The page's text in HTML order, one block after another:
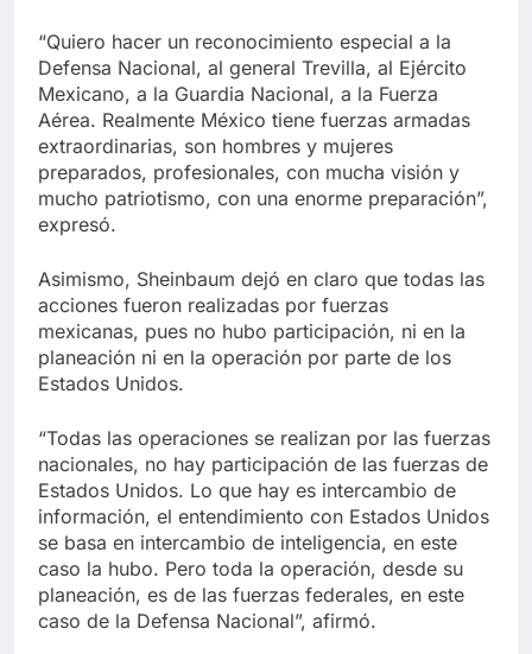
“Quiero hacer un reconocimiento especial a la
Defensa Nacional, al general Trevilla, al Ejército
Mexicano, a la Guardia Nacional, a la Fuerza
Aérea. Realmente México tiene fuerzas armadas
extraordinarias, son hombres y mujeres
preparados, profesionales, con mucha visión y
mucho patriotismo, con una enorme preparación”,
expresó.
Asimismo, Sheinbaum dejó en claro que todas las
acciones fueron realizadas por fuerzas
mexicanas, pues no hubo participación, ni en la
planeación ni en la operación por parte de los
Estados Unidos.
“Todas las operaciones se realizan por las fuerzas
nacionales, no hay participación de las fuerzas de
Estados Unidos. Lo que hay es intercambio de
información, el entendimiento con Estados Unidos
se basa en intercambio de inteligencia, en este
caso la hubo. Pero toda la operación, desde su
planeación, es de las fuerzas federales, en este
caso de la Defensa Nacional”, afirmó.